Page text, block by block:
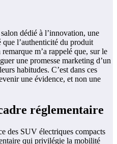
dédié à l’innovation, une
que l’authenticité du produit
m’a rappelé que, sur le
une promesse marketing d’un
habitudes. C’est dans ces
une évidence, et non une
réglementaire
des SUV électriques compacts
qui privilégie la mobilité